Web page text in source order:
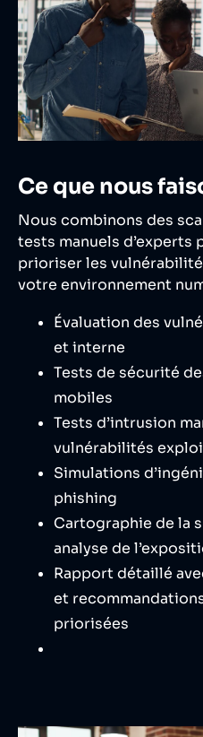
Ce que nous
Nous combinons des
tests manuels
prioriser les
votre environnement
Évaluation des
et interne
Tests de sécurité
mobiles
Tests d’intrusion
vulnérabilités
Simulations
phishing
Cartographie de la
analyse de
Rapport détaillé
et
priorisées